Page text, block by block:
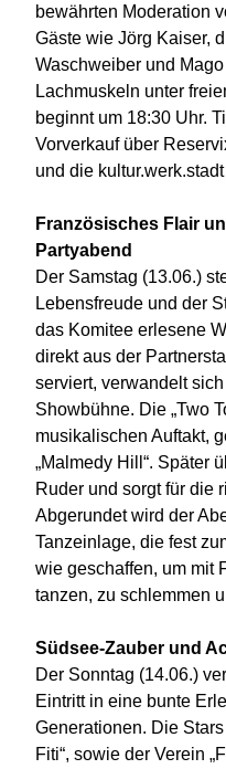
bewährten Moderation
Gäste wie Jörg Kaiser,
Waschweiber und
Lachmuskeln unter
beginnt um 18:30 Uhr.
Vorverkauf über
und die
Französisches Flair
Partyabend
Der Samstag (13.06.)
Lebensfreude und der
das Komitee erlesene
direkt aus der
serviert, verwandelt
Showbühne. Die „Two
musikalischen Auftakt,
„Malmedy Hill“. Später
Ruder und sorgt für die
Abgerundet wird der
Tanzeinlage, die fest
wie geschaffen, um mit
tanzen, zu schlemmen
Südsee-Zauber und
Der Sonntag (14.06.)
Eintritt in eine bunte
Generationen. Die
Fiti“, sowie der Verein